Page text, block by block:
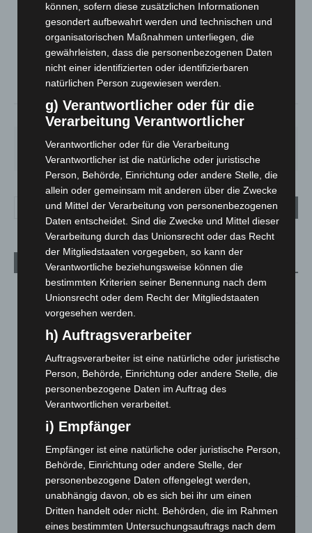
LANGENHAGEN
Bedeckt
24.5°C °
55% 6.2m/s 100%
MO.
26°
DI.
24°
MI.
26°
DO.
30 ° 35
Aktuelle Beiträge
M’era Luna 2026: 25.000 Fans feiern in Hildesheim
Kunst trifft Weingenuss: Barbara-Susann Mehring zeigt ihre
A2: Zweite Turbobaustelle startet zwischen Hannover-West
und Bothfeld
8. August 2026
Niedersachsen: Feuerwehrkräfte kehren nach
Waldbrandeinsatz aus Spanien zurück
7. August 2026
Hannover: Erste Tigermücken-Population in Niedersachsen
entdeckt
können, sofern diese zusätzlichen Informationen
gesondert aufbewahrt werden und technischen und
organisatorischen Maßnahmen unterliegen, die
gewährleisten, dass die personenbezogenen Daten
nicht einer identifizierten oder identifizierbaren
natürlichen Person zugewiesen werden.
g) Verantwortlicher oder für die
Verarbeitung Verantwortlicher
Verantwortlicher oder für die Verarbeitung
Verantwortlicher ist die natürliche oder juristische
Person, Behörde, Einrichtung oder andere Stelle, die
allein oder gemeinsam mit anderen über die Zwecke
und Mittel der Verarbeitung von personenbezogenen
Daten entscheidet. Sind die Zwecke und Mittel dieser
Verarbeitung durch das Unionsrecht oder das Recht
der Mitgliedstaaten vorgegeben, so kann der
Verantwortliche beziehungsweise können die
bestimmten Kriterien seiner Benennung nach dem
Unionsrecht oder dem Recht der Mitgliedstaaten
vorgesehen werden.
h) Auftragsverarbeiter
Auftragsverarbeiter ist eine natürliche oder juristische
Person, Behörde, Einrichtung oder andere Stelle, die
personenbezogene Daten im Auftrag des
Verantwortlichen verarbeitet.
i) Empfänger
Empfänger ist eine natürliche oder juristische Person,
Behörde, Einrichtung oder andere Stelle, der
personenbezogene Daten offengelegt werden,
unabhängig davon, ob es sich bei ihr um einen
Dritten handelt oder nicht. Behörden, die im Rahmen
eines bestimmten Untersuchungsauftrags nach dem